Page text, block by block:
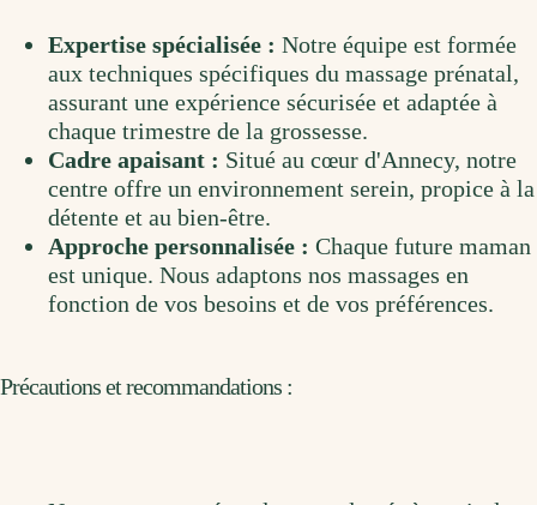
Expertise spécialisée : Notre équipe est formée
aux techniques spécifiques du massage prénatal,
assurant une expérience sécurisée et adaptée à
chaque trimestre de la grossesse.
Cadre apaisant : Situé au cœur d'Annecy, notre
centre offre un environnement serein, propice à la
détente et au bien-être.
Approche personnalisée : Chaque future maman
est unique. Nous adaptons nos massages en
fonction de vos besoins et de vos préférences.
Précautions et recommandations :